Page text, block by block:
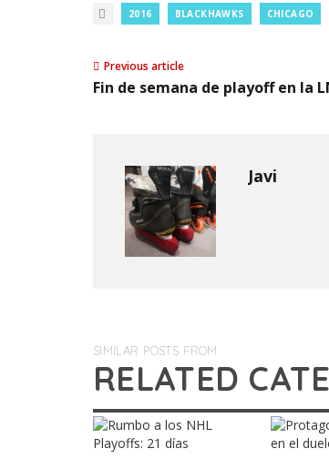
2016 BLACKHAWKS CHICAGO
Previous article
Fin de semana de playoff en la
Javi
SIMILAR POSTS FROM
RELATED